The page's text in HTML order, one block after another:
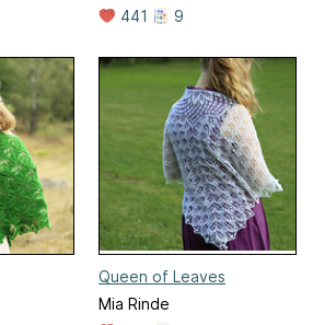
441
9
Queen of Leaves
Mia Rinde